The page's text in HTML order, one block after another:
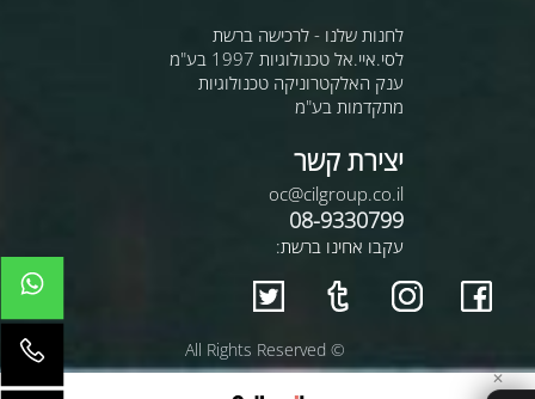
לחנות שלנו - לרכישה ברשת
לסי.איי.אל טכנולוגיות 1997 בע"מ
ענק האלקטרוניקה טכנולוגיות
מתקדמות בע"מ
יצירת קשר
oc@cilgroup.co.il
08-9330799
עקבו אחינו ברשת:
© All Rights Reserved
✕